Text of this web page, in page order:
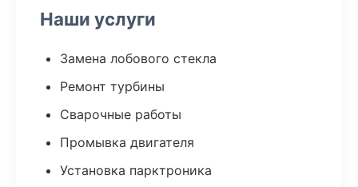
Наши услуги
Замена лобового стекла
Ремонт турбины
Сварочные работы
Промывка двигателя
Установка парктроника